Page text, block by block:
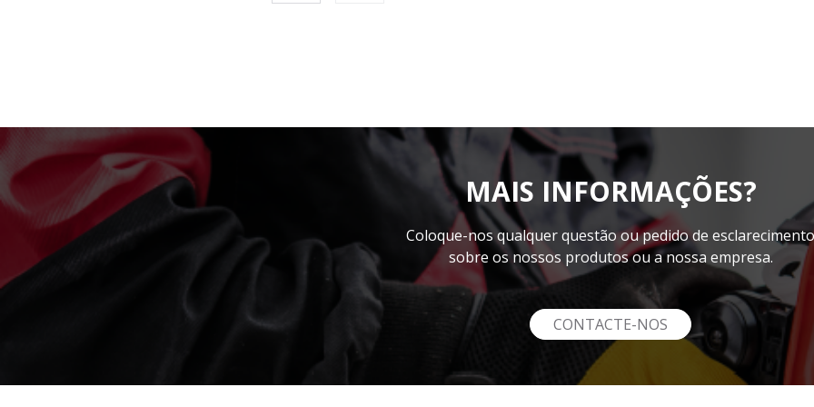
MAIS INFORMAÇÕES?
Coloque-nos qualquer questão ou pedido de esclarecimento
sobre os nossos produtos ou a nossa empresa.
CONTACTE-NOS